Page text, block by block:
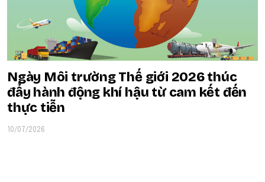
Ngày Môi trường Thế giới 2026 thúc
đẩy hành động khí hậu từ cam kết đến
thực tiễn
10/07/2026